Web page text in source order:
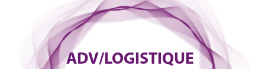
ADV/LOGISTIQUE